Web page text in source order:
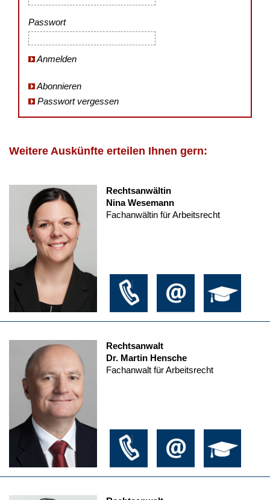
Passwort
Anmelden
Abonnieren
Passwort vergessen
Weitere Auskünfte erteilen Ihnen gern:
Rechtsanwältin
Nina Wesemann
Fachanwältin für Arbeitsrecht
Rechtsanwalt
Dr. Martin Hensche
Fachanwalt für Arbeitsrecht